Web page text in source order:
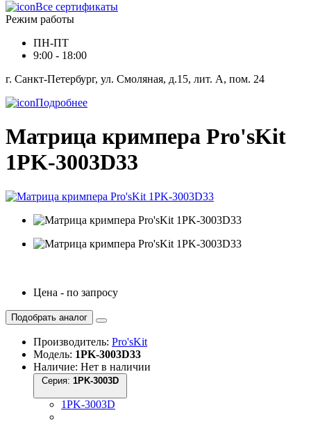
Все сертификаты
Режим работы
ПН-ПТ
9:00 - 18:00
г. Санкт-Петербург, ул. Смоляная, д.15, лит. А, пом. 24
Подробнее
Матрица кримпера Pro'sKit
1PK-3003D33
Цена - по запросу
Подобрать аналог
Производитель: Pro'sKit
Модель: 1PK-3003D33
Наличие: Нет в наличии
Серия:
1PK-3003D